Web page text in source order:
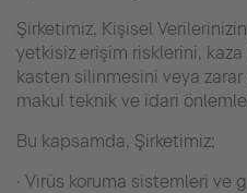
Şirketimiz, Kişisel
yetkisiz erişim risklerini, kaza
kasten silinmesini veya
makul teknik ve idari
Bu kapsamda, Şirketimiz;
· Virüs koruma sistemleri ve